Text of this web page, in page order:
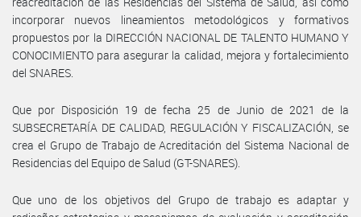
incorporar nuevos lineamientos metodológicos y formativos
propuestos por la DIRECCIÓN NACIONAL DE TALENTO HUMANO Y
CONOCIMIENTO para asegurar la calidad, mejora y fortalecimiento
del SNARES.
Que por Disposición 19 de fecha 25 de Junio de 2021 de la
SUBSECRETARÍA DE CALIDAD, REGULACIÓN Y FISCALIZACIÓN, se
crea el Grupo de Trabajo de Acreditación del Sistema Nacional de
Residencias del Equipo de Salud (GT-SNARES).
Que uno de los objetivos del Grupo de trabajo es adaptar y